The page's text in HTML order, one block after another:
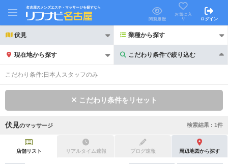
名古屋のメンズエステ・マッサージを探すなら
閲覧履歴
お気に入
り
ログイン
伏見 業種から探す
現在地から探す こだわり条件で絞り込む
こだわり条件で絞り込む
初回割引あり リピーター割引あり
こだわり条件: 日本人スタッフのみ
こだわり条件をリセット
伏見のマッサージ 検索結果 : 1件
店舗リスト リアルタイム速報 ブログ速報 周辺地図から探す